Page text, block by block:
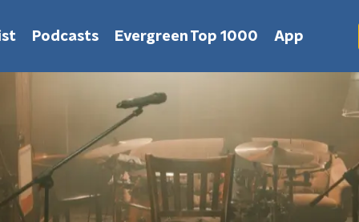
Podcasts Evergreen Top 1000 App